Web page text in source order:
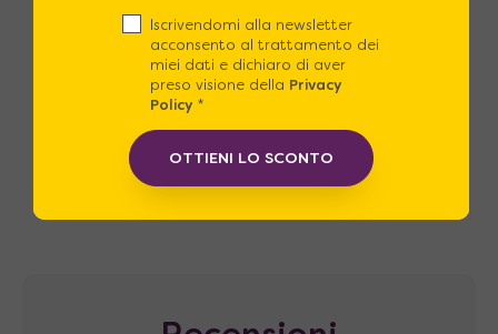
Clienti Soddisfatti
Le recensioni dei nostri clienti sono il
Iscrivendomi alla newsletter
acconsento al trattamento dei
miei dati e dichiaro di aver
preso visione della Privacy
Policy*
OTTIENI LO SCONTO